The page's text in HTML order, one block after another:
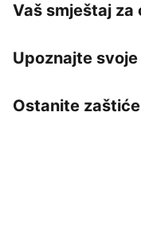
Vaš smještaj za
Upoznajte
Ostanite